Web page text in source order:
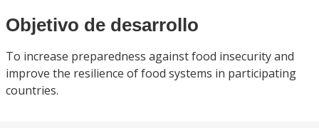
Objetivo de desarrollo
To increase preparedness against food insecurity and
improve the resilience of food systems in participating
countries.